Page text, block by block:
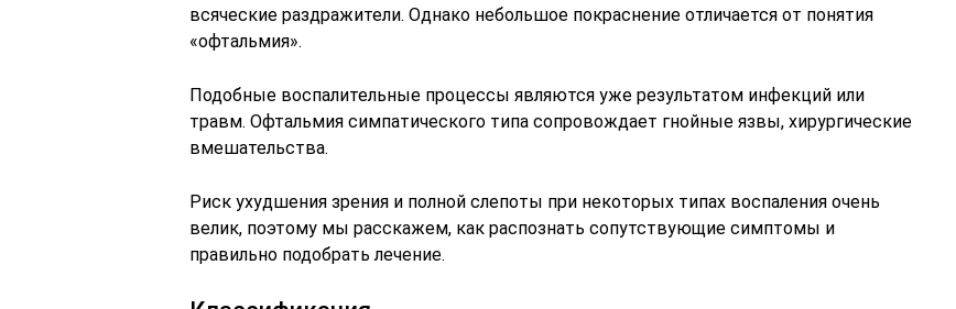
всяческие раздражители. Однако небольшое покраснение отличается от понятия
«офтальмия».
Подобные воспалительные процессы являются уже результатом инфекций или
травм. Офтальмия симпатического типа сопровождает гнойные язвы, хирургические
вмешательства.
Риск ухудшения зрения и полной слепоты при некоторых типах воспаления очень
велик, поэтому мы расскажем, как распознать сопутствующие симптомы и
правильно подобрать лечение.